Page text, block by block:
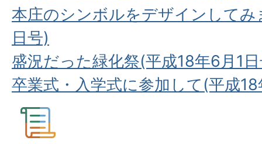
本庄のシンボルをデザインしてみ
日号)
盛況だった緑化祭(平成18年6月1
卒業式・入学式に参加して(平成